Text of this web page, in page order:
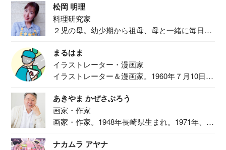
松岡 明理
料理研究家
２児の母。幼少期から祖母、母と一緒に毎日の
まるはま
イラストレーター・漫画家
イラストレーター＆漫画家。1960年７月10日生
あきやま かぜさぶろう
画家・作家
画家・作家。1948年長崎県生まれ。1971年、
ナカムラ アヤナ